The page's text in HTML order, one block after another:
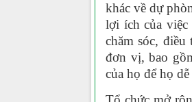
khác về dự
lợi ích của việc
chăm sóc,
đơn vị, bao
của họ để họ